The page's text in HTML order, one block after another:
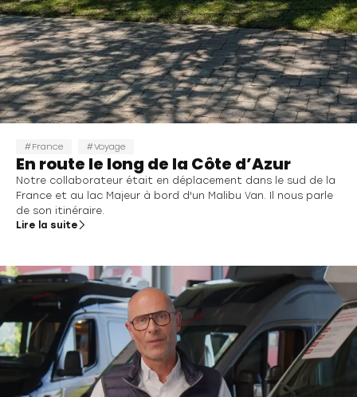
France Voyage
En route le long de la Côte d’Azur
Notre collaborateur était en déplacement dans le sud de la
France et au lac Majeur à bord d'un Malibu Van. Il nous parle
de son itinéraire.
Lire la suite